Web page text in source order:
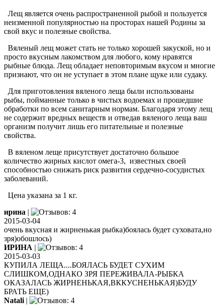
Лещ является очень распространенной рыбой и пользуется
неизменной популярностью на просторах нашей Родины за
свой вкус и полезные свойства.
Вяленый лещ может стать не только хорошей закуской, но и
просто вкусным лакомством для любого, кому нравятся
рыбные блюда. Лещ обладает неповторимым вкусом и многие
признают, что он не уступает в этом плане щуке или судаку.
Для приготовления вяленого леща были использованы
рыбы, пойманные только в чистых водоемах и прошедшие
обработки по всем санитарным нормам. Благодаря этому лещ
не содержит вредных веществ и отведав вяленого леща ваш
организм получит лишь его питательные и полезные
свойства.
В вяленом леще присутствует достаточно большое
количество жирных кислот омега-3, известных своей
способностью снижать риск развития сердечно-сосудистых
заболеваний.
Цена указана за 1 кг.
ирина |
2015-03-04
очень вкусная и жирненькая рыбка)боялась будет суховата,но
зря)обошлось)
ИРИНА |
2015-03-03
КУПИЛА ЛЕЩА....БОЯЛАСЬ БУДЕТ СУХИМ
СЛИШКОМ,ОДНАКО ЗРЯ ПЕРЕЖИВАЛА-РЫБКА
ОКАЗАЛАСЬ ЖИРНЕНЬКАЯ,ВККУСНЕНЬКАЯ)БУДУ
БРАТЬ ЕЩЕ)
Natali |